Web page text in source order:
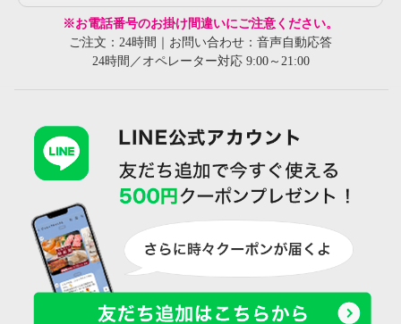
※お電話番号のお掛け間違いにご注意ください。
ご注文：24時間｜お問い合わせ：音声自動応答
24時間／オペレーター対応 9:00～21:00